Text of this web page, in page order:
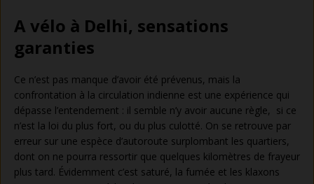
A vélo à Delhi, sensations
garanties
Ce n’est pas manque d’avoir été prévenus, mais la
confrontation à la circulation indienne est une expérience qui
dépasse l’entendement : il semble n’y avoir aucune règle, si ce
n’est la loi du plus fort, ou du plus culotté. On se retrouve par
erreur sur une espèce d’autoroute surplombant les quartiers,
dont on ne pourra ressortir que quelques kilomètres de frayeur
plus tard. Évidemment c’est saturé, la fumée et les klaxons